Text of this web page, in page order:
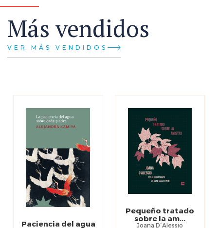
Más vendidos
VER MÁS VENDIDOS
Paciencia del agua
Pequeño tratado
sobre la am...
Joana D´Alessio